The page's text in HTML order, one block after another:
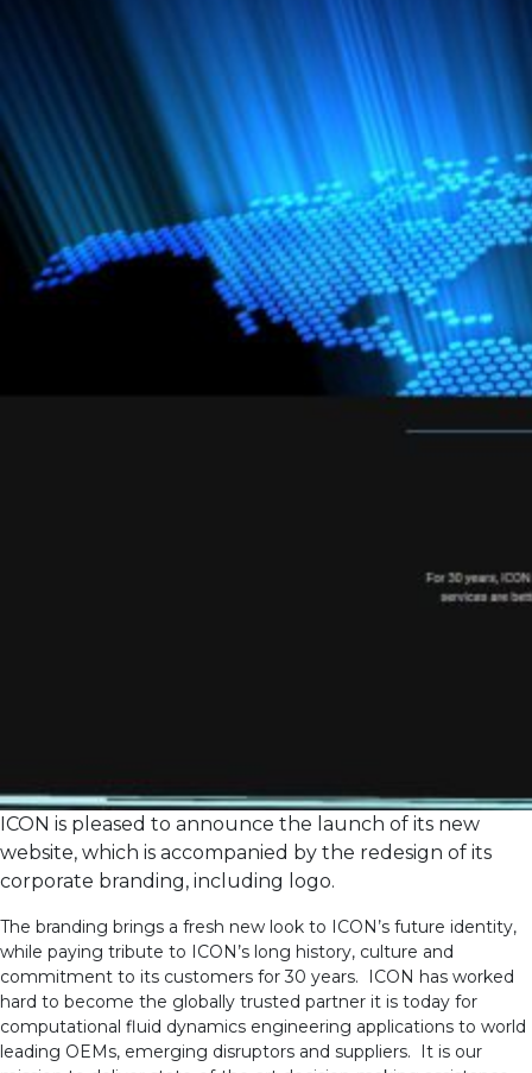
ICON is pleased to announce the launch of its new
website, which is accompanied by the redesign of its
corporate branding, including logo.
The branding brings a fresh new look to ICON’s future identity,
while paying tribute to ICON’s long history, culture and
commitment to its customers for 30 years. ICON has worked
hard to become the globally trusted partner it is today for
computational fluid dynamics engineering applications to world
leading OEMs, emerging disruptors and suppliers. It is our